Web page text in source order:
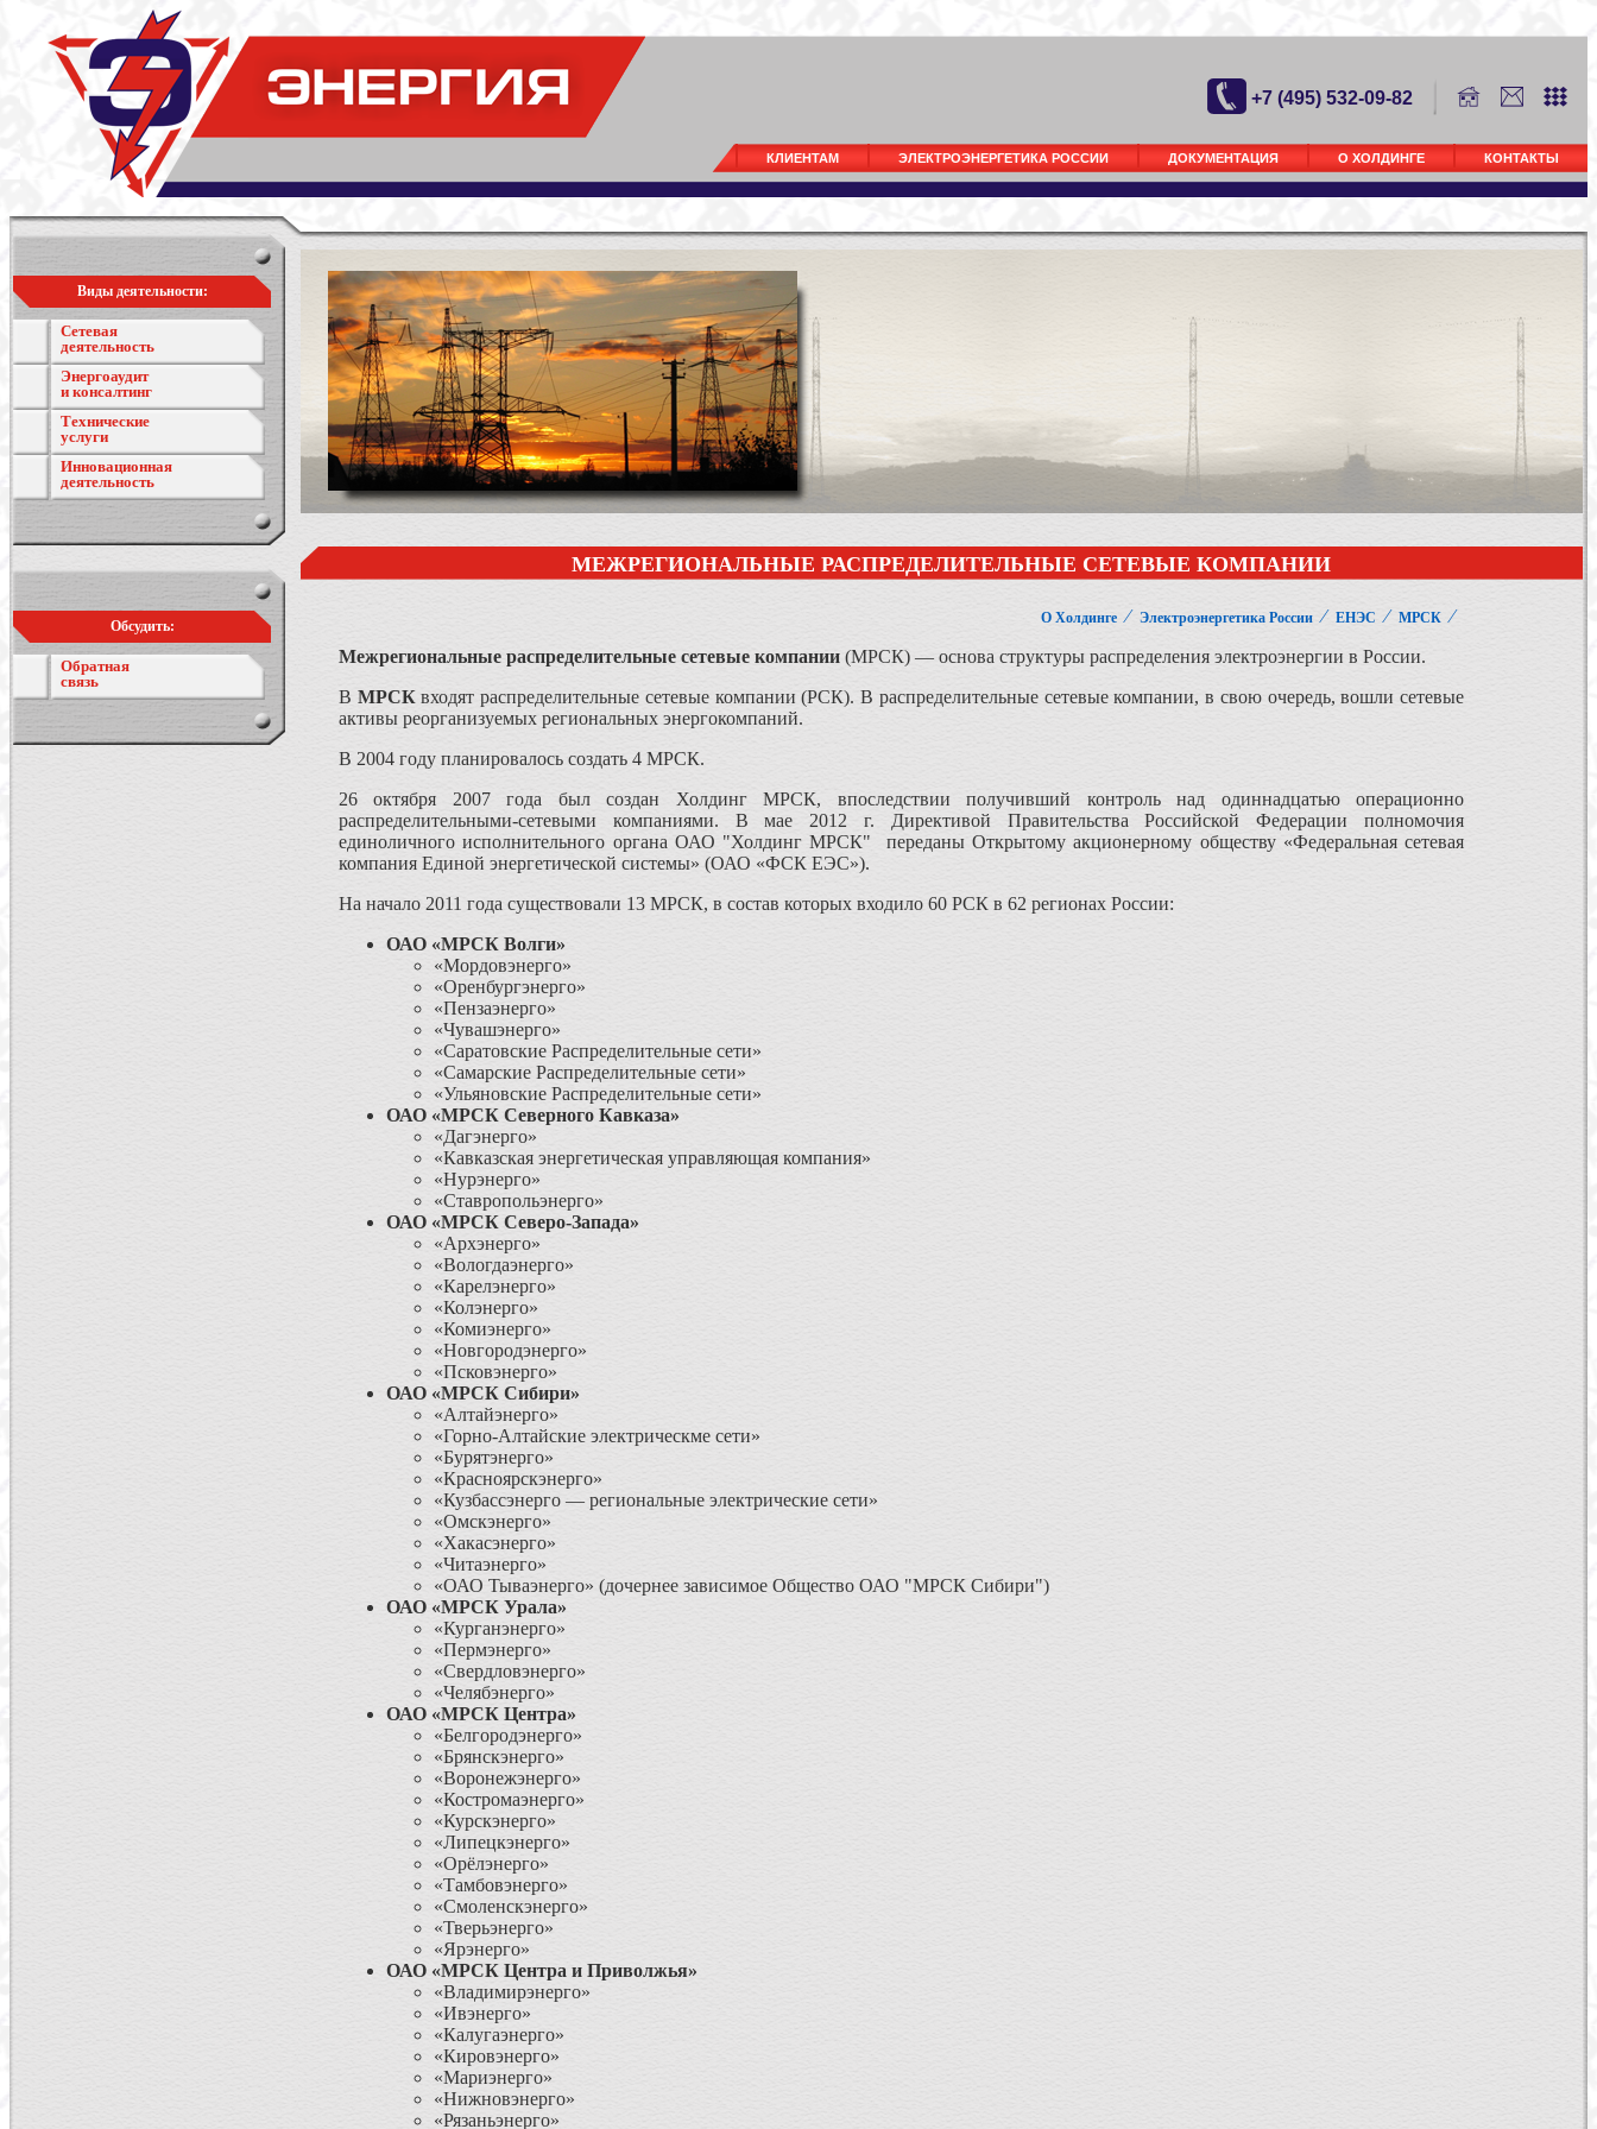
+7 (495) 532-09-82
КЛИЕНТАМ ЭЛЕКТРОЭНЕРГЕТИКА РОССИИ ДОКУМЕНТАЦИЯ О ХОЛДИНГЕ КОНТАКТЫ
Виды деятельности:
Сетевая
деятельность
Энергоаудит
и консалтинг
Технические
услуги
Инновационная
деятельность
Обсудить:
Обратная
связь
МЕЖРЕГИОНАЛЬНЫЕ РАСПРЕДЕЛИТЕЛЬНЫЕ СЕТЕВЫЕ КОМПАНИИ
О Холдинге ⁄ Электроэнергетика России ⁄ ЕНЭС ⁄ МРСК ⁄
Межрегиональные распределительные сетевые компании (МРСК) — основа структуры распределения электроэнергии в России.
В МРСКвходят распределительные сетевые компании (РСК). В распределительные сетевые компании, в свою очередь, вошли сетевые
активы реорганизуемых региональных энергокомпаний.
В 2004 году планировалось создать 4 МРСК.
26 октября 2007 года был создан Холдинг МРСК, впоследствии получивший контроль над одиннадцатью операционно
распределительными-сетевыми компаниями. В мае 2012 г. Директивой Правительства Российской Федерации полномочия
единоличного исполнительного органа ОАО "Холдинг МРСК" переданы Открытому акционерному обществу «Федеральная сетевая
компания Единой энергетической системы» (ОАО «ФСК ЕЭС»).
На начало 2011 года существовали 13 МРСК, в состав которых входило 60 РСК в 62 регионах России:
ОАО «МРСК Волги»
«Мордовэнерго»
«Оренбургэнерго»
«Пензаэнерго»
«Чувашэнерго»
«Саратовские Распределительные сети»
«Самарские Распределительные сети»
«Ульяновские Распределительные сети»
ОАО «МРСК Северного Кавказа»
«Дагэнерго»
«Кавказская энергетическая управляющая компания»
«Нурэнерго»
«Ставропольэнерго»
ОАО «МРСК Северо-Запада»
«Архэнерго»
«Вологдаэнерго»
«Карелэнерго»
«Колэнерго»
«Комиэнерго»
«Новгородэнерго»
«Псковэнерго»
ОАО «МРСК Сибири»
«Алтайэнерго»
«Горно-Алтайские электрическме сети»
«Бурятэнерго»
«Красноярскэнерго»
«Кузбассэнерго — региональные электрические сети»
«Омскэнерго»
«Хакасэнерго»
«Читаэнерго»
«ОАО Тываэнерго» (дочернее зависимое Общество ОАО "МРСК Сибири")
ОАО «МРСК Урала»
«Курганэнерго»
«Пермэнерго»
«Свердловэнерго»
«Челябэнерго»
ОАО «МРСК Центра»
«Белгородэнерго»
«Брянскэнерго»
«Воронежэнерго»
«Костромаэнерго»
«Курскэнерго»
«Липецкэнерго»
«Орёлэнерго»
«Тамбовэнерго»
«Смоленскэнерго»
«Тверьэнерго»
«Ярэнерго»
ОАО «МРСК Центра и Приволжья»
«Владимирэнерго»
«Ивэнерго»
«Калугаэнерго»
«Кировэнерго»
«Мариэнерго»
«Нижновэнерго»
«Рязаньэнерго»